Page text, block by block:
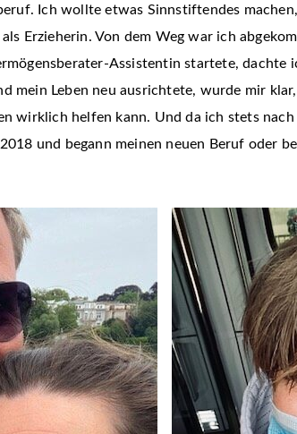
Ich wollte etwas Sinnstiftendes
Erzieherin. Von dem Weg war ich
Assistentin startete,
mein Leben neu ausrichtete, wurde mir
wirklich helfen kann. Und da ich stets
und begann meinen neuen Beruf oder